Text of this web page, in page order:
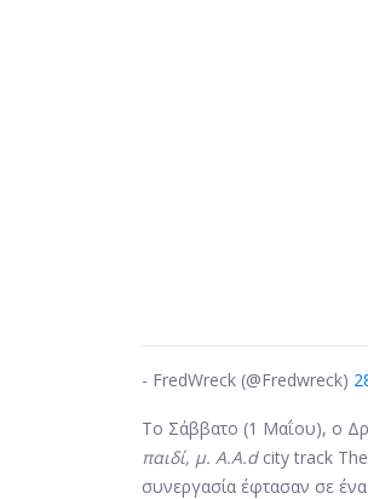
- FredWreck (@Fredwreck)
Το Σάββατο (1 Μαΐου), ο
παιδί, μ. A.A.dcity ​​track The
συνεργασία έφτασαν σε